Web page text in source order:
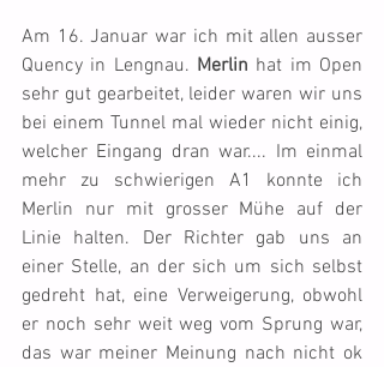
Am 16. Januar war ich mit allen ausser
Quency in Lengnau. Merlin hat im Open
sehr gut gearbeitet, leider waren wir uns
bei einem Tunnel mal wieder nicht einig,
welcher Eingang dran war.... Im einmal
mehr zu schwierigen A1 konnte ich
Merlin nur mit grosser Mühe auf der
Linie halten. Der Richter gab uns an
einer Stelle, an der sich um sich selbst
gedreht hat, eine Verweigerung, obwohl
er noch sehr weit weg vom Sprung war,
das war meiner Meinung nach nicht ok